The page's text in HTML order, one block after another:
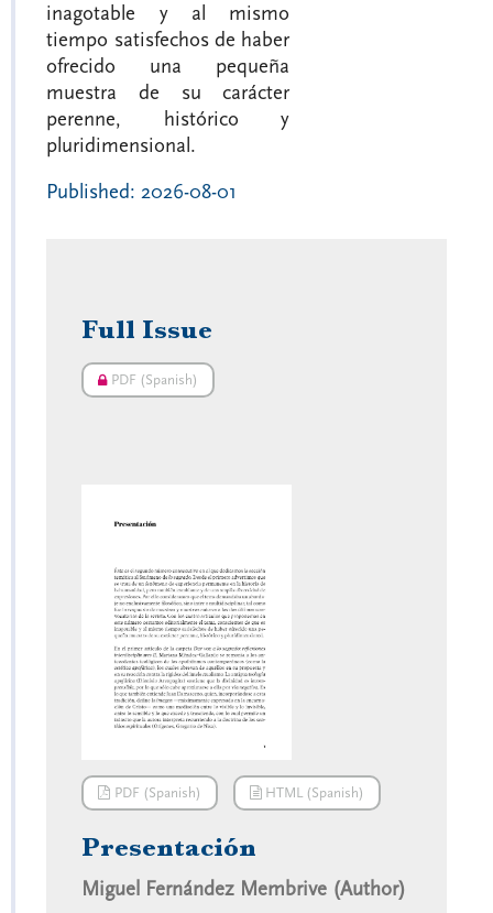
inagotable y al mismo
tiempo satisfechos de haber
ofrecido una pequeña
muestra de su carácter
perenne, histórico y
pluridimensional.
Published:2026-08-01
Full Issue
PDF (Spanish)
PDF (Spanish) HTML (Spanish)
Presentación
Miguel Fernández Membrive (Author)